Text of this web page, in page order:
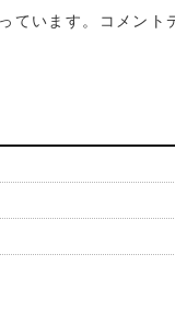
ています。
コメント